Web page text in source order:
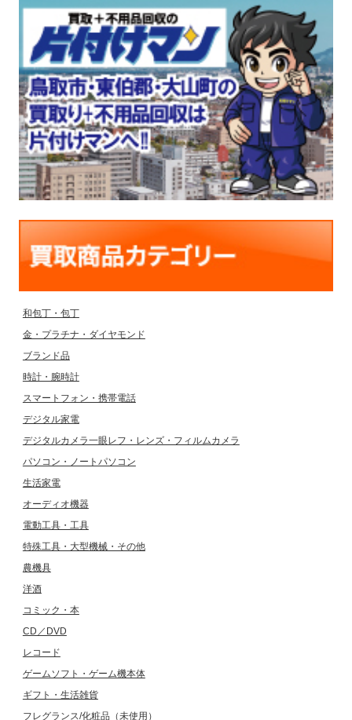
和包丁・包丁
金・プラチナ・ダイヤモンド
ブランド品
時計・腕時計
スマートフォン・携帯電話
デジタル家電
デジタルカメラ一眼レフ・レンズ・フィルムカメラ
パソコン・ノートパソコン
生活家電
オーディオ機器
電動工具・工具
特殊工具・大型機械・その他
農機具
洋酒
コミック・本
CD／DVD
レコード
ゲームソフト・ゲーム機本体
ギフト・生活雑貨
フレグランス/化粧品（未使用）